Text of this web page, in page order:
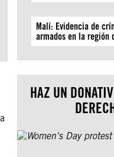
Malí: Evidencia de
armados en la región
HAZ UN